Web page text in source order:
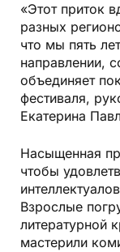
«Этот приток
разных
что мы пять
направлении,
объединяет
фестиваля,
Екатерина
Насыщенная
чтобы
Взрослые
литературной
мастерили